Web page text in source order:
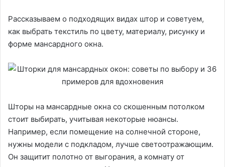
Рассказываем о подходящих видах штор и советуем,
как выбрать текстиль по цвету, материалу, рисунку и
форме мансардного окна.
Шторы на мансардные окна со скошенным потолком
стоит выбирать, учитывая некоторые нюансы.
Например, если помещение на солнечной стороне,
нужны модели с подкладом, лучше светоотражающим.
Он защитит полотно от выгорания, а комнату от